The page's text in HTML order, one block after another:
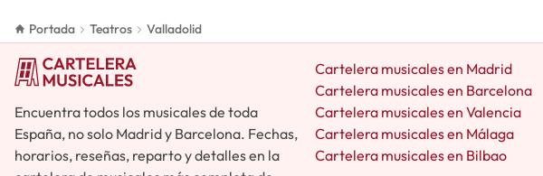
Portada Teatros Valladolid
Encuentra todos los musicales de toda
España, no solo Madrid y Barcelona. Fechas,
horarios, reseñas, reparto y detalles en la
Cartelera musicales en Madrid
Cartelera musicales en Barcelona
Cartelera musicales en Valencia
Cartelera musicales en Málaga
Cartelera musicales en Bilbao